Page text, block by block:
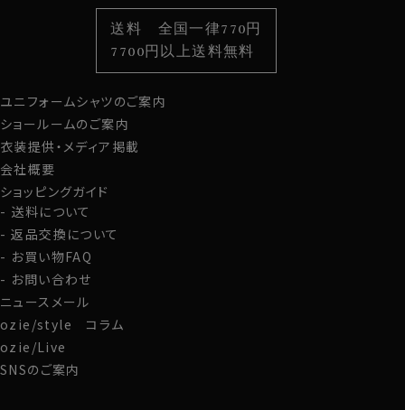
色から選ぶ
柄から選ぶ
スタイルから選ぶ
カジュアルシャツ
定番シャツ
サスペンダー
財布・名刺入れ
バッグ
ストール・マフラー
グローブ
ユニフォームシャツのご案内
ショールームのご案内
衣装提供・メディア掲載
会社概要
ショッピングガイド
送料について
返品交換について
お買い物FAQ
お問い合わせ
ニュースメール
ozie/style コラム
ozie/Live
SNSのご案内
送料 全国一律770円
7700円以上送料無料